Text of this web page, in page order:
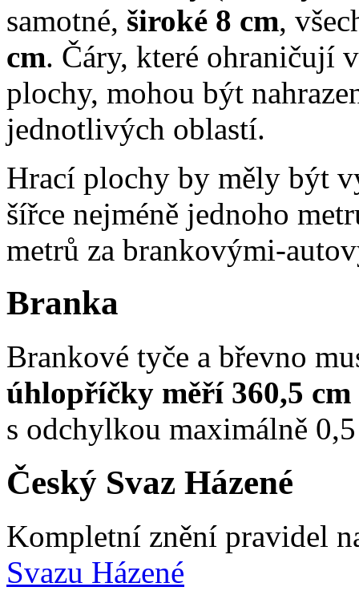
samotné, široké 8 cm,
cm. Čáry, které ohraničují
plochy, mohou být
jednotlivých oblastí.
Hrací plochy by měly být
šířce nejméně jednoho
metrů za brankovými-
Branka
Brankové tyče a břevno
úhlopříčky měří 360,5 cm
s odchylkou maximálně
Český Svaz Házené
Kompletní znění pravidel
Svazu Házené